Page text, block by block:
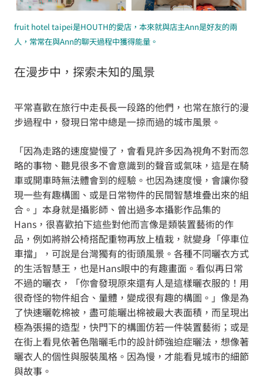
fruit hotel taipei是HOUTH的愛店，本來就與店主Ann是好友的兩
人，常常在與Ann的聊天過程中獲得能量。
在漫步中，探索未知的風景
平常喜歡在旅行中走長長一段路的他們，也常在旅行的漫
步過程中，發現日常中總是一掠而過的城市風景。
「因為走路的速度變慢了，會看見許多因為視角不對而忽
略的事物、聽見很多不會意識到的聲音或氣味，這是在騎
車或開車時無法體會到的經驗。也因為速度慢，會讓你發
現一些有趣構圖、或是日常物件的民間智慧堆疊出來的組
合。」本身就是攝影師、曾出過多本攝影作品集的
Hans，很喜歡拍下這些對他而言像是類裝置藝術的作
品，例如將辦公椅搭配重物再放上植栽，就變身「停車位
車擋」，可說是台灣獨有的街頭風景。各種不同曬衣方式
的生活智慧王，也是Hans眼中的有趣畫面。看似再日常
不過的曬衣，「你會發現原來還有人是這樣曬衣服的！用
很奇怪的物件組合、量體，變成很有趣的構圖。」像是為
了快速曬乾棉被，盡可能曬出棉被最大表面積，而呈現出
極為張揚的造型，快門下的構圖仿若一件裝置藝術；或是
在街上看見依著色階曬毛巾的設計師強迫症曬法，想像著
曬衣人的個性與服裝風格。因為慢，才能看見城市的細節
與故事。